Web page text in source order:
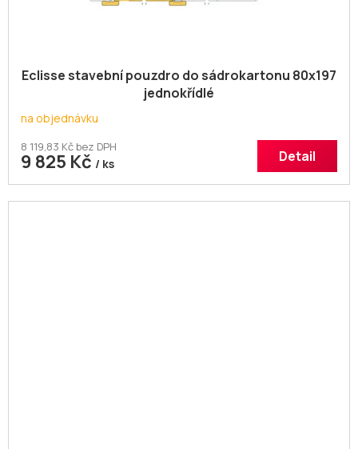
Eclisse stavební pouzdro do sádrokartonu 80x197
jednokřídlé
na objednávku
8 119,83 Kč bez DPH
9 825 Kč / ks Detail